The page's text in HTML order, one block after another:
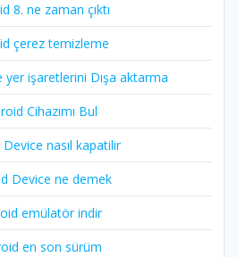
8. ne zaman çıktı
çerez temizleme
işaretlerini Dışa aktarma
Cihazımı Bul
nasıl kapatilir
Device ne demek
emülatör indir
en son sürüm